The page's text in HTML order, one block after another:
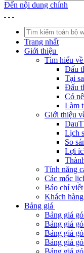
Đến nội dung chính
Trang nhất
Giới thiệu
Tìm hiểu
Đấu
Tại
Đấu
Có
Làm
Giới thiệu
Lịch
So
Lợi
Tính năng
Các mốc
Báo chí
Khách
Bảng giá
Bảng giá
Bảng giá
Bảng giá
Bảng giá
Bảng giá